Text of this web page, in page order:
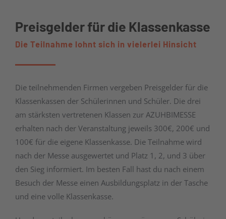
Preisgelder für die Klassenkasse
Die Teilnahme lohnt sich in vielerlei Hinsicht
Die teilnehmenden Firmen vergeben Preisgelder für die
Klassenkassen der Schülerinnen und Schüler. Die drei
am stärksten vertretenen Klassen zur AZUHBIMESSE
erhalten nach der Veranstaltung jeweils 300€, 200€ und
100€ für die eigene Klassenkasse. Die Teilnahme wird
nach der Messe ausgewertet und Platz 1, 2, und 3 über
den Sieg informiert. Im besten Fall hast du nach einem
Besuch der Messe einen Ausbildungsplatz in der Tasche
und eine volle Klassenkasse.